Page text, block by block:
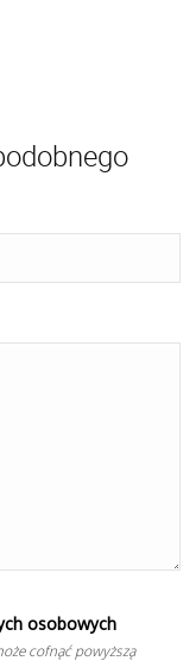
osobowych
cofnąć powyższą